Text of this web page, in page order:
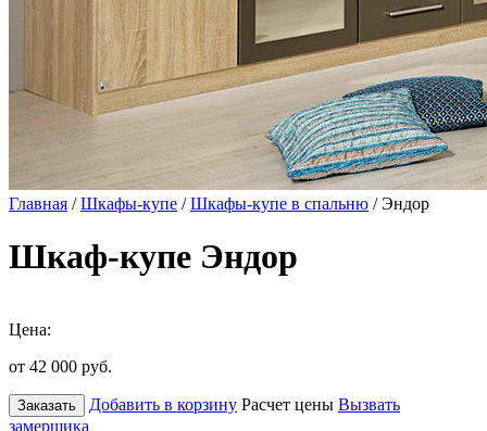
Главная /Шкафы-купе /Шкафы-купе в спальню / Эндор
Шкаф-купе Эндор
Цена:
от 42 000 руб.
Заказать Добавить в корзину Расчет цены Вызвать
замерщика